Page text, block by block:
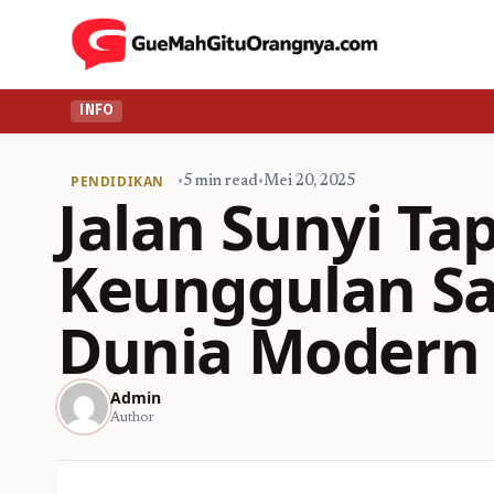
INFO
PENDIDIKAN •5 min read•Mei 20, 2025
Jalan Sunyi
Keunggulan
Dunia Modern
Admin
Author